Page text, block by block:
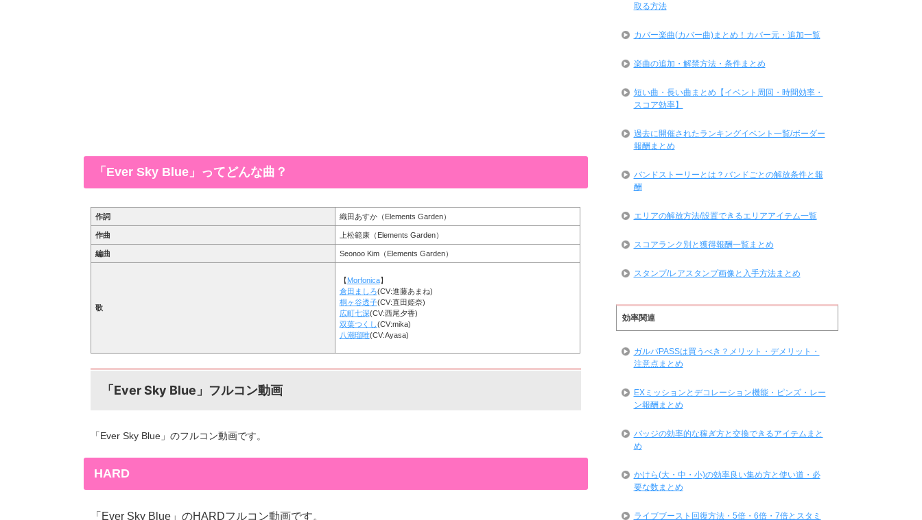
「Ever Sky Blue」ってどんな曲？
作詞 織田あすか（Elements Garden）
作曲 上松範康（Elements Garden）
編曲 Seonoo Kim（Elements Garden）
歌
【Morfonica】
倉田ましろ(CV:進藤あまね)
桐ヶ谷透子(CV:直田姫奈)
広町七深(CV:西尾夕香)
双葉つくし(CV:mika)
八潮瑠唯(CV:Ayasa)
「Ever Sky Blue」フルコン動画
「Ever Sky Blue」のフルコン動画です。
HARD
「Ever Sky Blue」のHARDフルコン動画です。
取る方法
カバー楽曲(カバー曲)まとめ！カバー元・追加一覧
楽曲の追加・解禁方法・条件まとめ
短い曲・長い曲まとめ【イベント周回・時間効率・
スコア効率】
過去に開催されたランキングイベント一覧/ボーダー
報酬まとめ
バンドストーリーとは？バンドごとの解放条件と報
酬
エリアの解放方法/設置できるエリアアイテム一覧
スコアランク別と獲得報酬一覧まとめ
スタンプ/レアスタンプ画像と入手方法まとめ
効率関連
ガルパPASSは買うべき？メリット・デメリット・
注意点まとめ
EXミッションとデコレーション機能・ピンズ・レー
ン報酬まとめ
バッジの効率的な稼ぎ方と交換できるアイテムまと
め
かけら(大・中・小)の効率良い集め方と使い道・必
要な数まとめ
ライブブースト回復方法・5倍・6倍・7倍とスタミ